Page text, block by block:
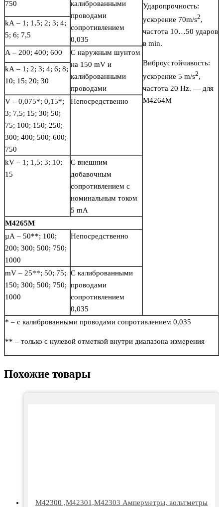
Ударопрочность:
ускорение 70m/s2,
частота 10…50 ударов
в min.
Виброустойчивость:
ускорение 5 m/s2,
частота 20 Hz. — для
М4264М
750
калиброванными
проводами
сопротивлением
0,035
kA – 1; 1,5; 2; 3; 4;
5; 6; 7,5
A – 200; 400; 600
С наружным шунтом
на 150 mV и
калиброванными
проводами
kA – 1; 2; 3; 4; 6; 8;
10; 15; 20; 30
V – 0,075*; 0,15*;
3; 7,5; 15; 30; 50;
75; 100; 150; 250;
300; 400; 500; 600;
750
Непосредственно
kV – 1; 1,5; 3; 10;
15
С внешним
добавочным
сопротивлением с
номинальным током
5 mA
М4265М
µA – 50**; 100;
200; 300; 500; 750;
1000
Непосредственно
mV – 25**; 50; 75;
150; 300; 500; 750;
1000
С калиброванными
проводами
сопротивлением
0,035
* – с калиброванными проводами сопротивлением 0,035
** – только с нулевой отметкой внутри диапазона измерения
Похожие товары
M42300 ,М42301,М42303 Амперметры, вольтметры